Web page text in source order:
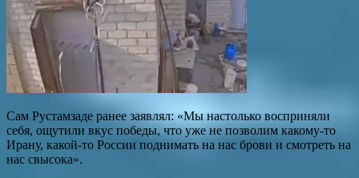
Сам Рустамзаде ранее заявлял: «Мы настолько восприняли
себя, ощутили вкус победы, что уже не позволим какому-то
Ирану, какой-то России поднимать на нас брови и смотреть на
нас свысока».